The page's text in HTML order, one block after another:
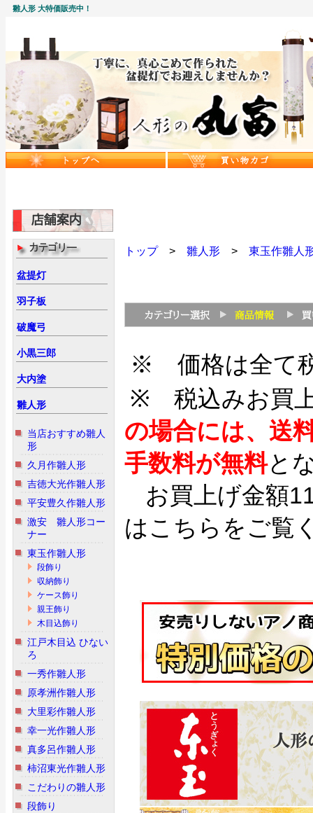
雛人形 大特価販売中！
盆提灯
羽子板
破魔弓
小黒三郎
大内塗
雛人形
当店おすすめ雛人
形
久月作雛人形
吉徳大光作雛人形
平安豊久作雛人形
激安 雛人形コー
ナー
東玉作雛人形
段飾り
収納飾り
ケース飾り
親王飾り
木目込飾り
江戸木目込 ひない
ろ
一秀作雛人形
原孝洲作雛人形
大里彩作雛人形
幸一光作雛人形
真多呂作雛人形
柿沼東光作雛人形
こだわりの雛人形
段飾り
トップ> 雛人形> 東玉作雛人
※ 価格は全て
※ 税込みお買
の場合には、送
手数料が無料と
お買上げ金額
はこちらをご覧